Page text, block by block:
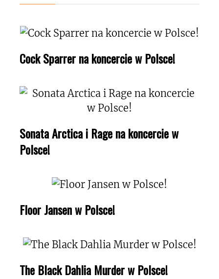
Cock Sparrer na koncercie w Polsce!
Sonata Arctica i Rage na koncercie w
Polsce!
Floor Jansen w Polsce!
The Black Dahlia Murder w Polsce!